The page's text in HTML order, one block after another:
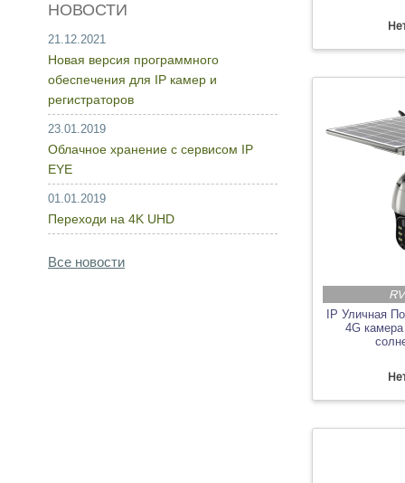
IP Уличная
4G
НОВОСТИ
21.12.2021
Новая версия программного
обеспечения для IP камер и
регистраторов
23.01.2019
Облачное хранение с сервисом IP
EYE
01.01.2019
Переходи на 4K UHD
Все новости